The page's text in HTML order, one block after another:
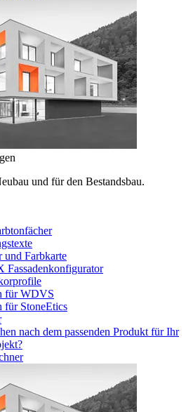
und für den Bestandsbau.
und Farbkarte
Fassadenkonfigurator
für WDVS
für StoneEtics
nach dem passenden Produkt für Ihr